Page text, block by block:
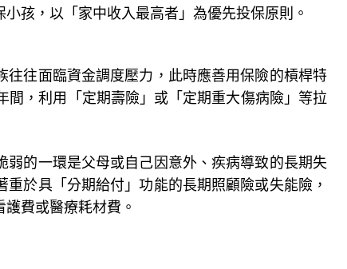
孩，以「家中收入最高者」為優先投保原則。
往面臨資金調度壓力，此時應善用保險的槓桿特
，利用「定期壽險」或「定期重大傷病險」等拉
的一環是父母或自己因意外、疾病導致的長期失
於具「分期給付」功能的長期照顧險或失能險，
費或醫療耗材費。